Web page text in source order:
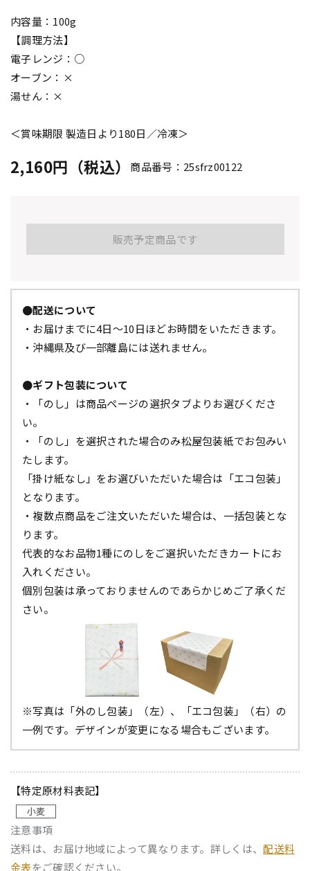
内容量：100g
【調理方法】
電子レンジ：○
オーブン：×
湯せん：×
＜賞味期限 製造日より180日／冷凍＞
2,160円（税込） 商品番号：25sfrz00122
販売予定商品です
●配送について
・お届けまでに4日～10日ほどお時間をいただきます。
・沖縄県及び一部離島には送れません。
●ギフト包装について
・「のし」は商品ページの選択タブよりお選びくださ
い。
・「のし」を選択された場合のみ松屋包装紙でお包みい
たします。
「掛け紙なし」をお選びいただいた場合は「エコ包装」
となります。
・複数点商品をご注文いただいた場合は、一括包装とな
ります。
代表的なお品物1種にのしをご選択いただきカートにお
入れください。
個別包装は承っておりませんのであらかじめご了承くだ
さい。
※写真は「外のし包装」（左）、「エコ包装」（右）の
一例です。デザインが変更になる場合もございます。
【特定原材料表記】
注意事項
送料は、お届け地域によって異なります。詳しくは、配送料
金表をご確認ください。